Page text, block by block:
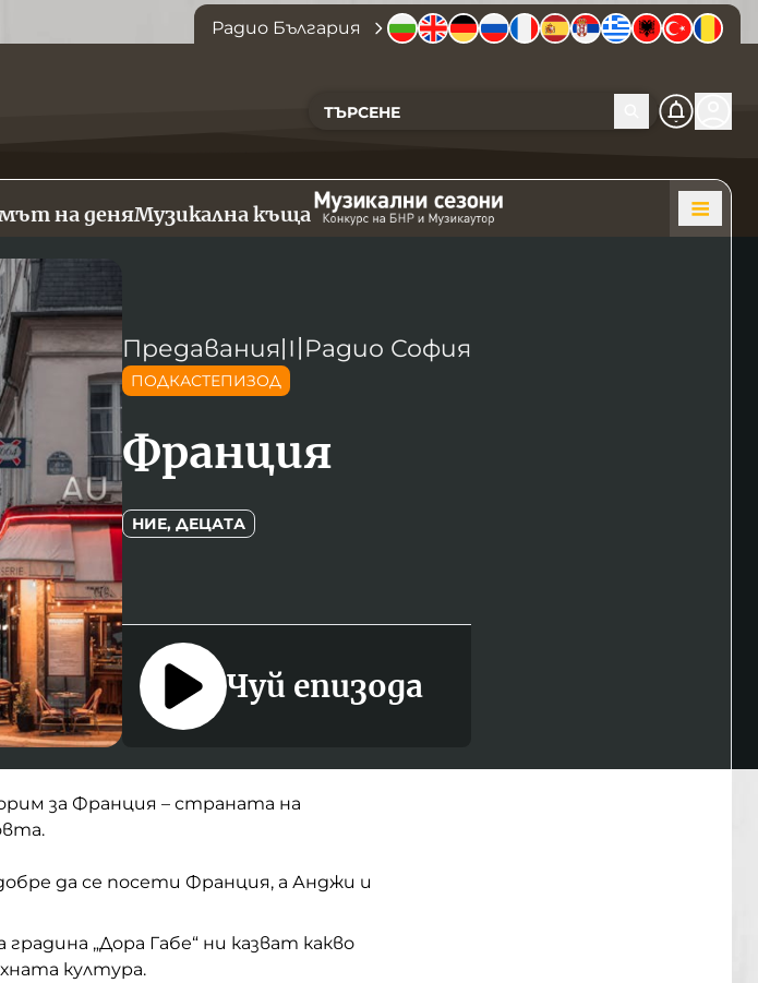
Радио България
на деняМузикална къща
Предавания〣 Радио София
ПОДКАСТЕПИЗОД
Франция
НИЕ, ДЕЦАТА
Чуй епизода
за Франция – страната на
да се посети Франция, а Анджи и
„Дора Габе“ ни казват какво
култура.